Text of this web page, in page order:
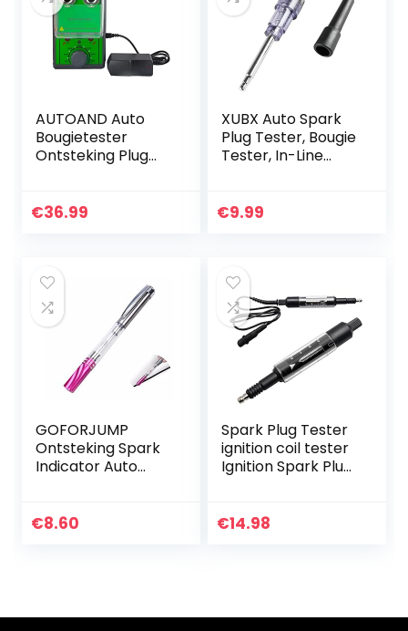
AUTOAND Auto
Bougietester
Ontsteking Plug
Hole Socket, 220 V
€36.99
XUBX Auto Spark
Plug Tester, Bougie
Tester, In-Line
Autos Diagnostic
€9.99
GOFORJUMP
Ontsteking Spark
Indicator Auto
Spoelen
€8.60
Spark Plug Tester
ignition coil tester
Ignition Spark Plug
Detector Autos
€14.98